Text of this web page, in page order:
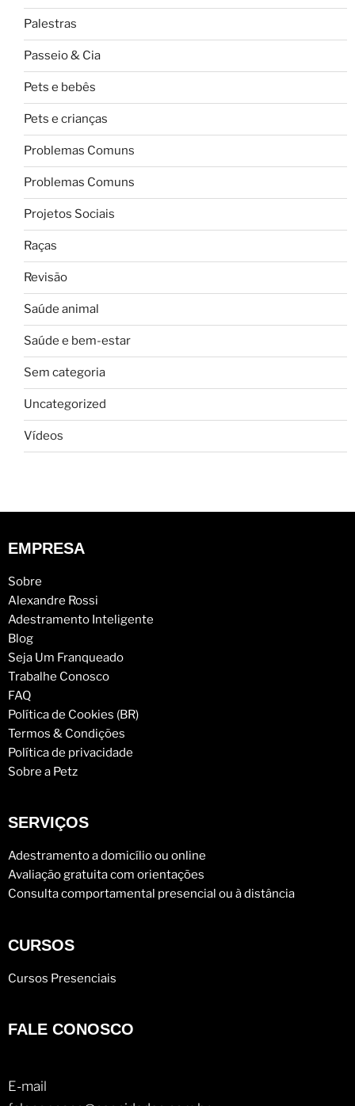
Palestras
Passeio & Cia
Pets e bebês
Pets e crianças
Problemas Comuns
Problemas Comuns
Projetos Sociais
Raças
Revisão
Saúde animal
Saúde e bem-estar
Sem categoria
Uncategorized
Vídeos
EMPRESA
Sobre
Alexandre Rossi
Adestramento Inteligente
Blog
Seja Um Franqueado
Trabalhe Conosco
FAQ
Política de Cookies (BR)
Termos & Condições
Política de privacidade
Sobre a Petz
SERVIÇOS
Adestramento a domicílio ou online
Avaliação gratuita com orientações
Consulta comportamental presencial ou à distância
CURSOS
Cursos Presenciais
FALE CONOSCO
E-mail